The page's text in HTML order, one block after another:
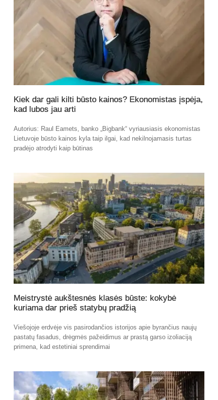
Kiek dar gali kilti būsto kainos? Ekonomistas įspėja,
kad lubos jau arti
Autorius: Raul Eamets, banko „Bigbank“ vyriausiasis ekonomistas
Lietuvoje būsto kainos kyla taip ilgai, kad nekilnojamasis turtas
pradėjo atrodyti kaip būtinas
Meistrystė aukštesnės klasės būste: kokybė
kuriama dar prieš statybų pradžią
Viešojoje erdvėje vis pasirodančios istorijos apie byrančius naujų
pastatų fasadus, drėgmės pažeidimus ar prastą garso izoliaciją
primena, kad estetiniai sprendimai